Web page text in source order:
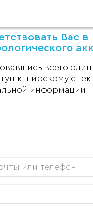
Вас в
всего один
к широкому
информации